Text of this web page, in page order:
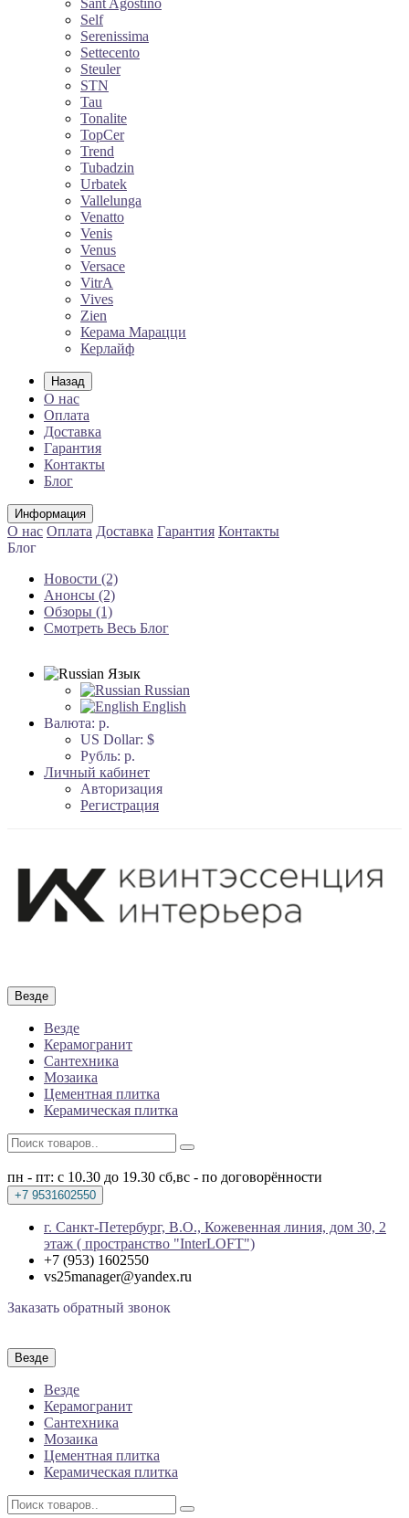
Sant Agostino
Self
Serenissima
Settecento
Steuler
STN
Tau
Tonalite
TopCer
Trend
Tubadzin
Urbatek
Vallelunga
Venatto
Venis
Venus
Versace
VitrA
Vives
Zien
Керама Марацци
Керлайф
Назад
О нас
Оплата
Доставка
Гарантия
Контакты
Блог
Информация
О нас Оплата Доставка Гарантия Контакты
Блог
Новости (2)
Анонсы (2)
Обзоры (1)
Смотреть Весь Блог
Язык
Russian
English
Валюта: р.
US Dollar: $
Рубль: р.
Личный кабинет
Авторизация
Регистрация
Везде
Везде
Керамогранит
Сантехника
Мозаика
Цементная плитка
Керамическая плитка
пн - пт: с 10.30 до 19.30 сб,вс - по договорённости
+7 9531602550
г. Санкт-Петербург, В.О., Кожевенная линия, дом 30, 2
этаж ( пространство "InterLOFT")
+7 (953) 1602550
vs25manager@yandex.ru
Заказать обратный звонок
Везде
Везде
Керамогранит
Сантехника
Мозаика
Цементная плитка
Керамическая плитка